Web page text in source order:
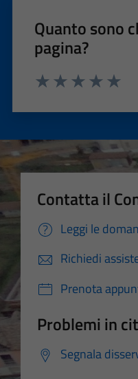
Quanto sono
pagina?
Contatta il
Leggi le
Richiedi
Prenota
Problemi in
Segnala